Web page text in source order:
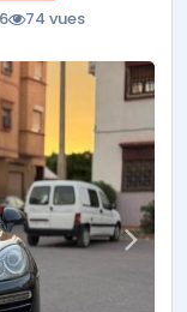
74 vues